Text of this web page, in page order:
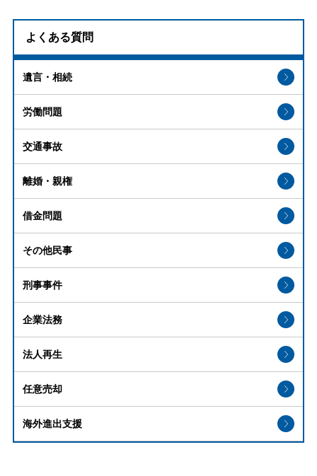
よくある質問
遺言・相続
労働問題
交通事故
離婚・親権
借金問題
その他民事
刑事事件
企業法務
法人再生
任意売却
海外進出支援